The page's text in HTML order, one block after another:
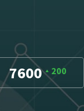
7600 200